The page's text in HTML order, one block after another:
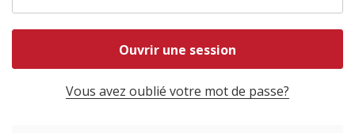
Vous avez oublié votre mot de passe?